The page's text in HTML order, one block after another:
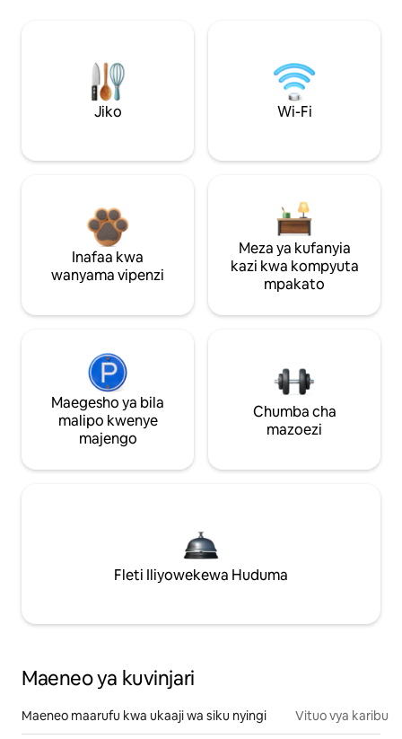
Jiko Wi-Fi
Inafaa kwa
wanyama vipenzi
Meza ya kufanyia
kazi kwa kompyuta
mpakato
Maegesho ya bila
malipo kwenye
majengo
Chumba cha
mazoezi
Fleti Iliyowekewa Huduma
Maeneo ya kuvinjari
Maeneo maarufu kwa ukaaji wa siku nyingi Vituo vya karibu